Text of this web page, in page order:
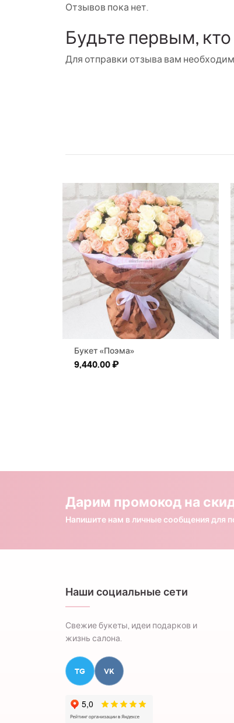
Отзывов пока нет.
Будьте первым,
Для отправки отзыва вам
Букет «Поэма»
9,440.00₽
Дарим промокод на
Напишите нам в личные сообщения для
Наши социальные сети
Свежие букеты, идеи подарков и
жизнь салона.
TG VK